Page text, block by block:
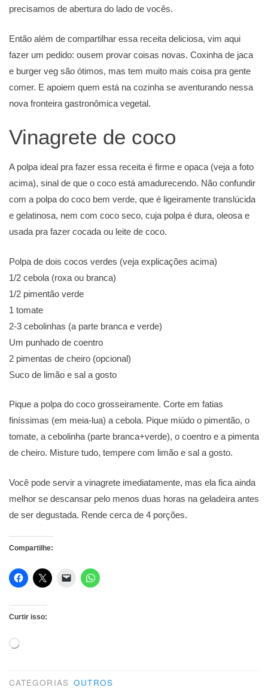
precisamos de abertura do lado de vocês.
Então além de compartilhar essa receita deliciosa, vim aqui
fazer um pedido: ousem provar coisas novas. Coxinha de jaca
e burger veg são ótimos, mas tem muito mais coisa pra gente
comer. E apoiem quem está na cozinha se aventurando nessa
nova fronteira gastronômica vegetal.
Vinagrete de coco
A polpa ideal pra fazer essa receita é firme e opaca (veja a foto
acima), sinal de que o coco está amadurecendo. Não confundir
com a polpa do coco bem verde, que é ligeiramente translúcida
e gelatinosa, nem com coco seco, cuja polpa é dura, oleosa e
usada pra fazer cocada ou leite de coco.
Polpa de dois cocos verdes (veja explicações acima)
1/2 cebola (roxa ou branca)
1/2 pimentão verde
1 tomate
2-3 cebolinhas (a parte branca e verde)
Um punhado de coentro
2 pimentas de cheiro (opcional)
Suco de limão e sal a gosto
Pique a polpa do coco grosseiramente. Corte em fatias
finíssimas (em meia-lua) a cebola. Pique miúdo o pimentão, o
tomate, a cebolinha (parte branca+verde), o coentro e a pimenta
de cheiro. Misture tudo, tempere com limão e sal a gosto.
Você pode servir a vinagrete imediatamente, mas ela fica ainda
melhor se descansar pelo menos duas horas na geladeira antes
de ser degustada. Rende cerca de 4 porções.
Compartilhe:
Curtir isso:
Carregando...
CATEGORIAS OUTROS